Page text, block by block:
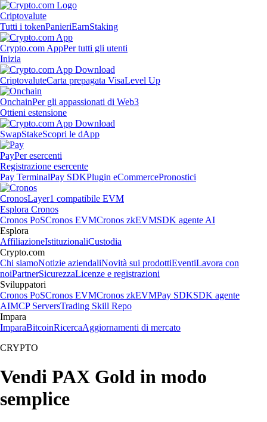
Criptovalute
Tutti i tokenPanieriEarnStaking
Crypto.com AppPer tutti gli utenti
Inizia
CriptovaluteCarta prepagata VisaLevel Up
OnchainPer gli appassionati di Web3
Ottieni estensione
SwapStakeScopri le dApp
PayPer esercenti
Registrazione esercente
Pay TerminalPay SDKPlugin eCommercePronostici
CronosLayer1 compatibile EVM
Esplora Cronos
Cronos PoSCronos EVMCronos zkEVMSDK agente AI
Esplora
AffiliazioneIstituzionaliCustodia
Crypto.com
Chi siamoNotizie aziendaliNovità sui prodottiEventiLavora con
noiPartnerSicurezzaLicenze e registrazioni
Sviluppatori
Cronos PoSCronos EVMCronos zkEVMPay SDKSDK agente
AIMCP ServersTrading Skill Repo
Impara
ImparaBitcoinRicercaAggiornamenti di mercato
CRYPTO
Vendi PAX Gold in modo
semplice